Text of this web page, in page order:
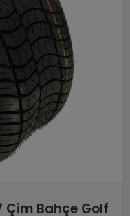
Çim Bahçe Golf